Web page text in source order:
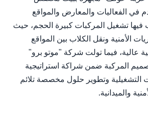
في الفعاليات والمعارض والمواقع
فيها تشغيل المركبات كبيرة الحجم، حيث
الأمنية ونقل الكلاب بين المواقع
عالية، فيما تولت شركة "موتو برو"
تصميم المركبة ضمن شراكة استراتيجية
التشغيلية وتطوير حلول مخصصة تلائم
والميدانية.